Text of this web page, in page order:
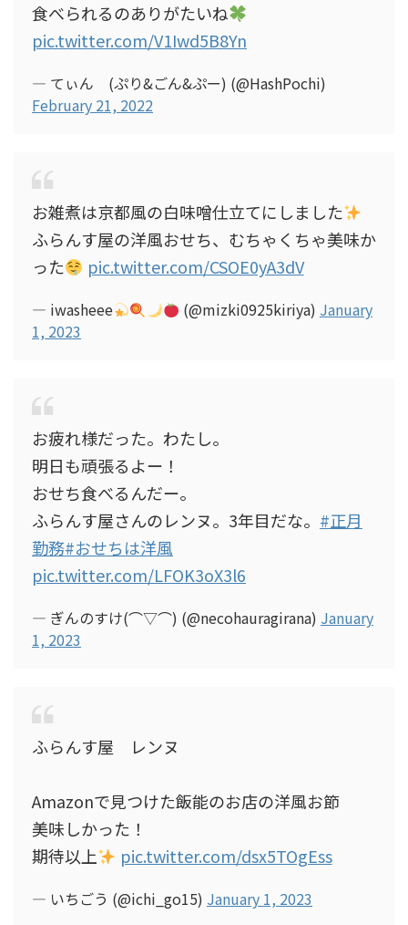
食べられるのありがたいね
pic.twitter.com/V1Iwd5B8Yn
— てぃん (ぷり&ごん&ぷー) (@HashPochi)
February 21, 2022
お雑煮は京都風の白味噌仕立てにしました
ふらんす屋の洋風おせち、むちゃくちゃ美味か
った
pic.twitter.com/CSOE0yA3dV
— iwasheee (@mizki0925kiriya) January
1, 2023
お疲れ様だった。わたし。
明日も頑張るよー！
おせち食べるんだー。
ふらんす屋さんのレンヌ。3年目だな。 #正月
勤務#おせちは洋風
pic.twitter.com/LFOK3oX3l6
— ぎんのすけ(⌒▽⌒) (@necohauragirana) January
1, 2023
ふらんす屋 レンヌ
Amazonで見つけた飯能のお店の洋風お節
美味しかった！
期待以上
pic.twitter.com/dsx5TOgEss
— いちごう (@ichi_go15) January 1, 2023